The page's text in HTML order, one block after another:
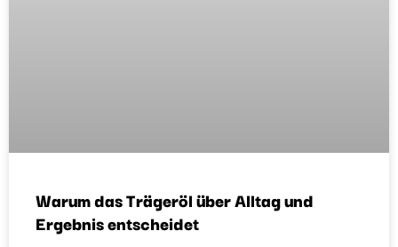
Warum das Trägeröl über Alltag und
Ergebnis entscheidet